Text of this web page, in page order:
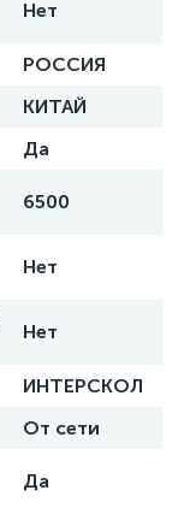
Нет
РОССИЯ
КИТАЙ
Да
6500
Нет
Нет
ИНТЕРСКОЛ
От сети
Да